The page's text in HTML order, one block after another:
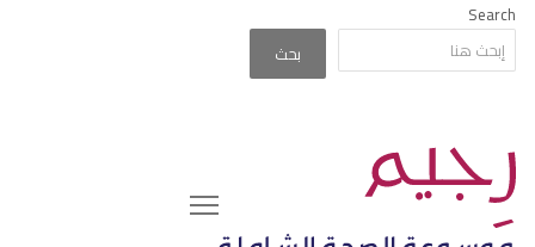
Search
بحث
Menu